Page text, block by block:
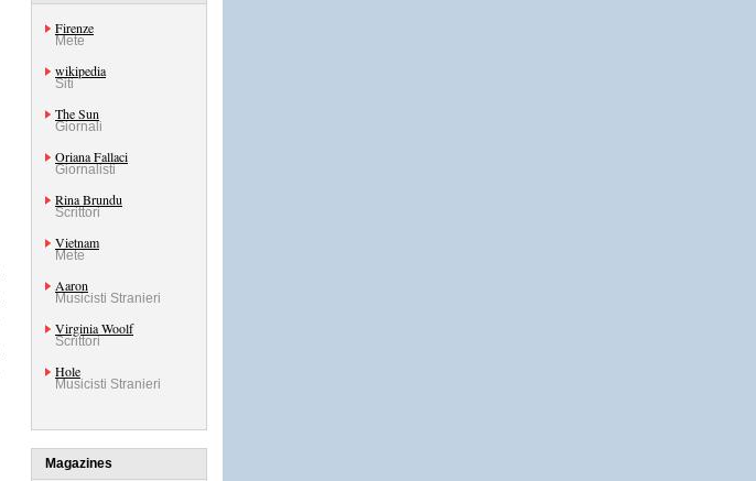
Firenze
Mete
wikipedia
Siti
The Sun
Giornali
Oriana Fallaci
Giornalisti
Rina Brundu
Scrittori
Vietnam
Mete
Aaron
Musicisti Stranieri
Virginia Woolf
Scrittori
Hole
Musicisti Stranieri
Magazines